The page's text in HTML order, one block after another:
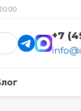
+7